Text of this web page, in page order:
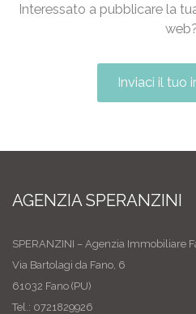
Interessato a pubblicare la
Inviaci il tuo
AGENZIA SPERANZINI
SPERANZINI – Agenzia Immobiliare
Via Bartolagi da Fano, 6
61032 Fano (PU)
Tel.: 0721829926